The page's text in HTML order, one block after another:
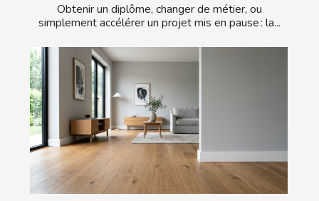
Obtenir un diplôme, changer de métier, ou
simplement accélérer un projet mis en pause : la...